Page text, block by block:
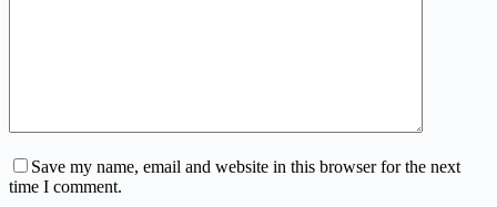
Save my name, email and website in this browser for the next
time I comment.